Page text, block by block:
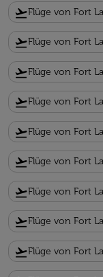
flight_takeoffFlüge von Fort
flight_takeoffFlüge von Fort
flight_takeoffFlüge von Fort
flight_takeoffFlüge von Fort
flight_takeoffFlüge von Fort
flight_takeoffFlüge von Fort
flight_takeoffFlüge von Fort
flight_takeoffFlüge von Fort
flight_takeoffFlüge von Fort